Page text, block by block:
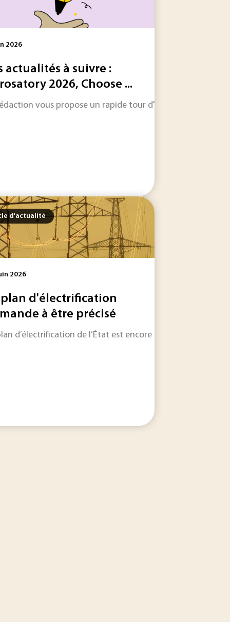
entreprises, l’enjeu n’est plus seulement de...
les informations qui feront l'actualité industrielle dans
2026
actualités à suivre :
2026, Choose ...
vous propose un rapide tour d'horizon sur les
dans les entreprises. Son effet immédiat semble
et que les épisodes de chaleur extrême mettent
d'actualité
2026
plan d'électrification
à être précisé
d’électrification de l’État est encore à préciser sur
la complexité d’un système.
System) vise au développement d’une nouvelle